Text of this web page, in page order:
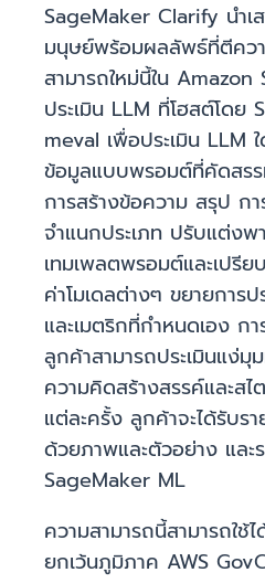
SageMaker Clarify นำเ
มนุษย์พร้อมผลลัพธ์ที่ตีควา
สามารถใหม่นี้ใน
ประเมิน LLM ที่โฮสต์โดย
meval เพื่อประเมิน LLM
ข้อมูลแบบพรอมต์ที่คัดสรร
การสร้างข้อความ สรุป ก
จำแนกประเภท ปรับแต่งพ
เทมเพลตพรอมต์และเปรี
ค่าโมเดลต่างๆ ขยายการ
และเมตริกที่กำหนดเอง ก
ลูกค้าสามารถประเมินแง่
ความคิดสร้างสรรค์และสไ
แต่ละครั้ง ลูกค้าจะได้รับ
ด้วยภาพและตัวอย่าง และ
SageMaker ML
ความสามารถนี้สามารถใช้
ยกเว้นภูมิภาค AWS